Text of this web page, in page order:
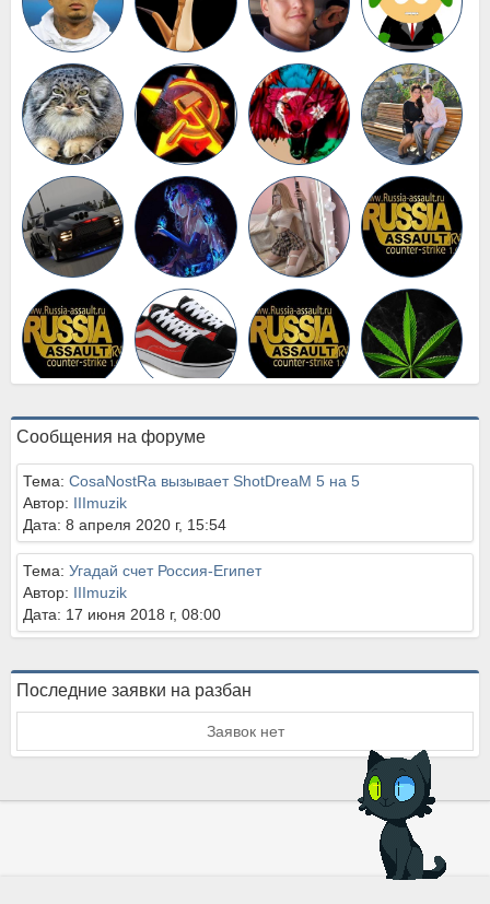
Сообщения на форуме
Тема: CosaNostRa вызывает ShotDreaM 5 на 5
Автор: IIImuzik
Дата: 8 апреля 2020 г, 15:54
Тема: Угадай счет Россия-Египет
Автор: IIImuzik
Дата: 17 июня 2018 г, 08:00
Последние заявки на разбан
Заявок нет